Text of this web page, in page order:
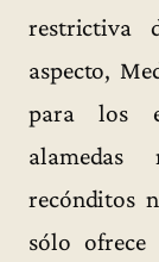
restrictiva
aspecto,
para los
recónditos
sólo ofrece